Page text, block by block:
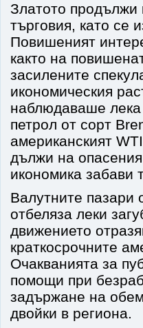
Златото продължи
търговия, като се
Повишеният
както на
засилените
икономическия
наблюдаваше лека
петрол от сорт
американският
дължи на опасения
икономика забави
Валутните пазари
отбеляза леки
движението
краткосрочните
Очакванията за
помощи при
задържане на
двойки в региона.